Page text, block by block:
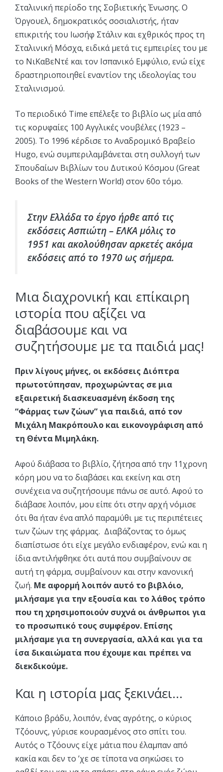
Σταλινική περίοδο της Σοβιετικής Ένωσης. Ο
Όργουελ, δημοκρατικός σοσιαλιστής, ήταν
επικριτής του Ιωσήφ Στάλιν και εχθρικός προς τη
Σταλινική Μόσχα, ειδικά μετά τις εμπειρίες του με
το ΝιΚαΒεΝτέ και τον Ισπανικό Εμφύλιο, ενώ είχε
δραστηριοποιηθεί εναντίον της ιδεολογίας του
Σταλινισμού.
Το περιοδικό Time επέλεξε το βιβλίο ως μία από
τις κορυφαίες 100 Αγγλικές νουβέλες (1923 –
2005). Το 1996 κέρδισε το Αναδρομικό Βραβείο
Hugo, ενώ συμπεριλαμβάνεται στη συλλογή των
Σπουδαίων Βιβλίων του Δυτικού Κόσμου (Great
Books of the Western World) στον 60ο τόμο.
Στην Ελλάδα το έργο ήρθε από τις
εκδόσεις Ασπιώτη – ΕΛΚΑ μόλις το
1951 και ακολούθησαν αρκετές ακόμα
εκδόσεις από το 1970 ως σήμερα.
Μια διαχρονική και επίκαιρη
ιστορία που αξίζει να
διαβάσουμε και να
συζητήσουμε με τα παιδιά μας!
Πριν λίγους μήνες, οι εκδόσεις Διόπτρα
πρωτοτύπησαν, προχωρώντας σε μια
εξαιρετική διασκευασμένη έκδοση της
“Φάρμας των ζώων” για παιδιά, από τον
Μιχάλη Μακρόπουλο και εικονογράφιση από
τη Θέντα Μιμηλάκη.
Αφού διάβασα το βιβλίο, ζήτησα από την 11χρονη
κόρη μου να το διαβάσει και εκείνη και στη
συνέχεια να συζητήσουμε πάνω σε αυτό. Αφού το
διάβασε λοιπόν, μου είπε ότι στην αρχή νόμισε
ότι θα ήταν ένα απλό παραμύθι με τις περιπέτειες
των ζώων της φάρμας. Διαβάζοντας το όμως
διαπίστωσε ότι είχε μεγάλο ενδιαφέρον, ενώ και η
ίδια αντιλήφθηκε ότι αυτά που συμβαίνουν σε
αυτή τη φάρμα, συμβαίνουν και στην κανονική
ζωή. Με αφορμή λοιπόν αυτό το βιβλόιο,
μιλήσαμε για την εξουσία και το λάθος τρόπο
που τη χρησιμοποιούν συχνά οι άνθρωποι για
το προσωπικό τους συμφέρον. Επίσης
μιλήσαμε για τη συνεργασία, αλλά και για τα
ίσα δικαιώματα που έχουμε και πρέπει να
διεκδικούμε.
Και η ιστορία μας ξεκινάει…
Κάποιο βράδυ, λοιπόν, ένας αγρότης, ο κύριος
Τζόουνς, γύρισε κουρασμένος στο σπίτι του.
Αυτός ο Τζόουνς είχε μάτια που έλαμπαν από
κακία και δεν το ’χε σε τίποτα να σηκώσει το